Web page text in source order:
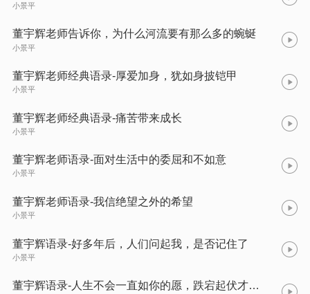
小景平
董宇辉老师告诉你，为什么河流要有那么多的蜿蜒
小景平
董宇辉老师经典语录-厚爱加身，犹如身披铠甲
小景平
董宇辉老师经典语录-痛苦带来成长
小景平
董宇辉老师语录-面对生活中的委屈和不如意
小景平
董宇辉老师语录-我信绝望之外的希望
小景平
董宇辉语录-好多年后，人们问起我，是否记住了
小景平
董宇辉语录-人生不会一直如你的愿，跌宕起伏才是人生